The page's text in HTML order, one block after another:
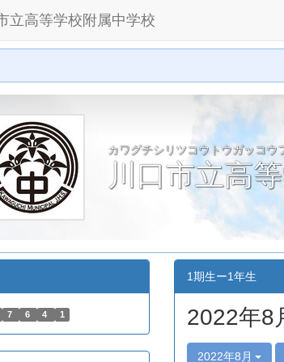
立高等学校附属中学校
カワグチシリツコウトウガッコウ
川口市立高
1期生ー1年生
2022年8
2022年8月
7 6 4 1